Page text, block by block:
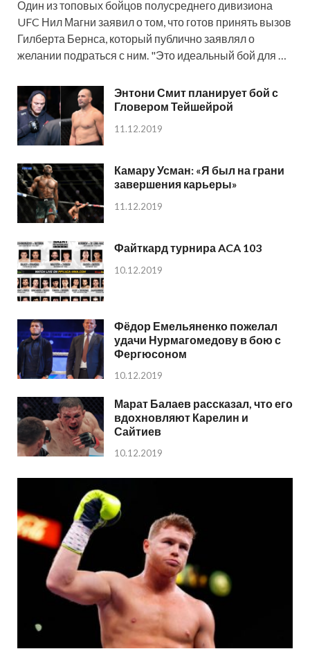
Один из топовых бойцов полусреднего дивизиона
UFC Нил Магни заявил о том, что готов принять вызов
Гилберта Бернса, который публично заявлял о
желании подраться с ним. "Это идеальный бой для …
Энтони Смит планирует бой с
Гловером Тейшейрой
11.12.2019
Камару Усман: «Я был на грани
завершения карьеры»
11.12.2019
Файткард турнира ACA 103
10.12.2019
Фёдор Емельяненко пожелал
удачи Нурмагомедову в бою с
Фергюсоном
10.12.2019
Марат Балаев рассказал, что его
вдохновляют Карелин и
Сайтиев
10.12.2019